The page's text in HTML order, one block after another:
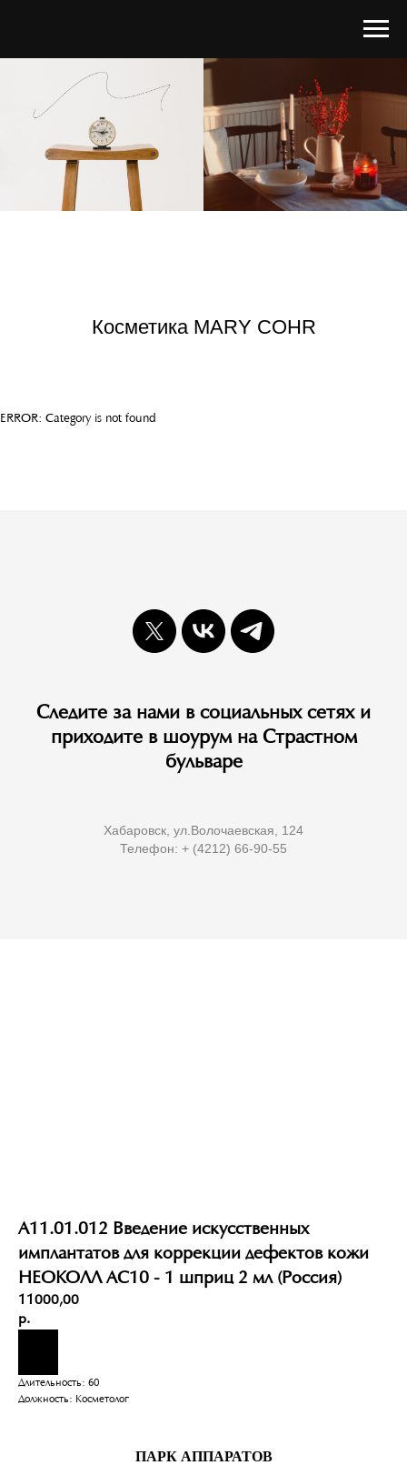
Косметика MARY COHR
ERROR: Category is not found
Следите за нами в социальных сетях и
приходите в шоурум на Страстном
бульваре
Хабаровск, ул.Волочаевская, 124
Телефон: + (4212) 66-90-55
А11.01.012 Введение искусственных
имплантатов для коррекции дефектов кожи
НЕОКОЛЛ АС10 - 1 шприц 2 мл (Россия)
11000,00
р.
Длительность: 60
Должность: Косметолог
ПАРК АППАРАТОВ